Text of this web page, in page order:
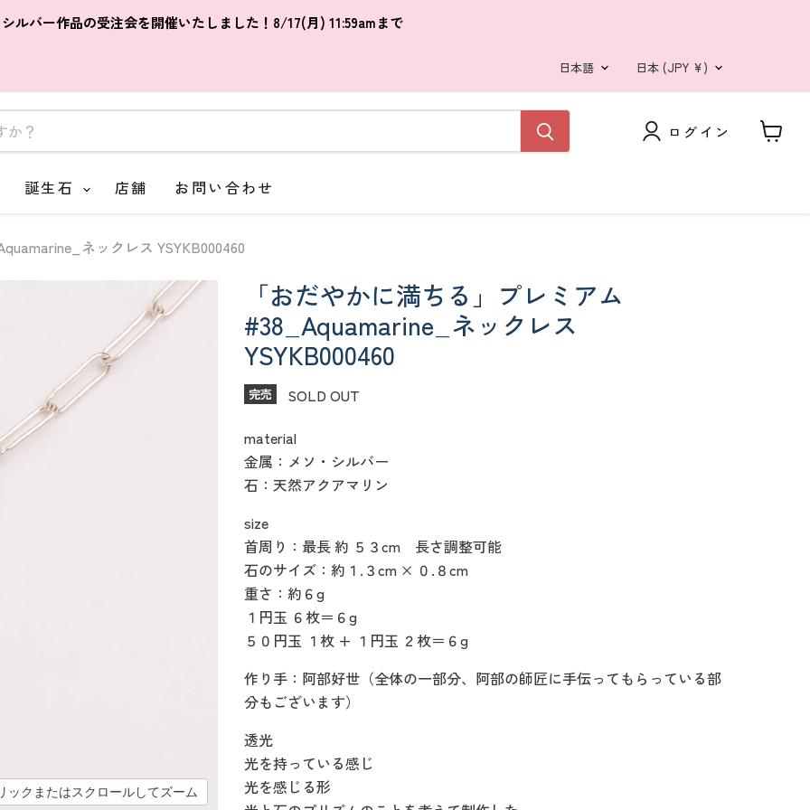
シルバー作品の受注会を開催いたしました！8/17(月) 11:59amまで
言
語
日本語 国
日本 (JPY ¥)
ログイン
カ
誕生石 店舗 お問い合わせ
ネックレス YSYKB000460
ックまたはスクロールしてズーム
「おだやかに満ちる」プレミアム
#38_Aquamarine_ネックレス
YSYKB000460
完売
SOLD OUT
material
金属：メソ・シルバー
石：天然アクアマリン
size
首周り：最長 約 ５３cm 長さ調整可能
石のサイズ：約１.３cm × ０.８cm
重さ：約６g
１円玉 ６枚＝６g
５０円玉 １枚 + １円玉 ２枚＝６g
作り手：阿部好世（全体の一部分、阿部の師匠に手伝ってもらっている部
分もございます）
透光
光を持っている感じ
光を感じる形